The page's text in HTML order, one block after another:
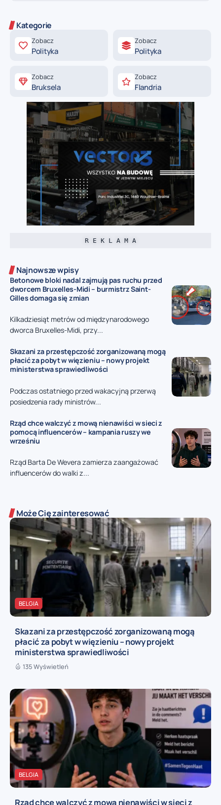
Kategorie
Zobacz
Polityka
Zobacz
Polityka
Zobacz
Bruksela
Zobacz
Flandria
R E K L A M A
Najnowsze wpisy
Betonowe bloki nadal zajmują pas ruchu przed
dworcem Bruxelles-Midi – burmistrz Saint-
Gilles domaga się zmian
Kilkadziesiąt metrów od międzynarodowego
dworca Bruxelles-Midi, przy...
Skazani za przestępczość zorganizowaną mogą
płacić za pobyt w więzieniu – nowy projekt
ministerstwa sprawiedliwości
Podczas ostatniego przed wakacyjną przerwą
posiedzenia rady ministrów...
Rząd chce walczyć z mową nienawiści w sieci z
pomocą influencerów – kampania ruszy we
wrześniu
Rząd Barta De Wevera zamierza zaangażować
influencerów do walki z...
Może Cię zainteresować
BELGIA
Skazani za przestępczość zorganizowaną mogą
płacić za pobyt w więzieniu – nowy projekt
ministerstwa sprawiedliwości
135 Wyświetleń
BELGIA
Rząd chce walczyć z mową nienawiści w sieci z